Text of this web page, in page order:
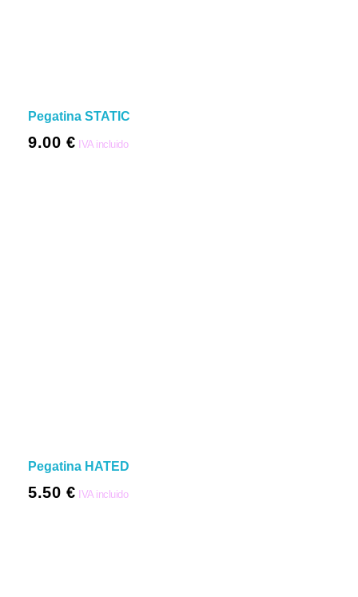
Pegatina STATIC
9.00 € IVA incluido
Pegatina HATED
5.50 € IVA incluido